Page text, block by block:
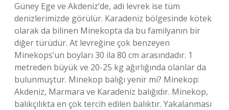
Güney Ege ve Akdeniz’de, adi levrek ise tüm
denizlerimizde görülür. Karadeniz bölgesinde kötek
olarak da bilinen Minekopta da bu familyanın bir
diğer türüdür. At levreğine çok benzeyen
Minekops’un boyları 30 ila 80 cm arasındadır. 1
metreden büyük ve 20-25 kg ağırlığında olanlar da
bulunmuştur. Minekop balığı yenir mi? Minekop:
Akdeniz, Marmara ve Karadeniz balığıdır. Minekop,
balıkçılıkta en çok tercih edilen balıktır. Yakalanması